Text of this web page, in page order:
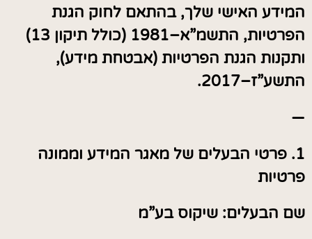
המידע האישי שלך, בהתאם לחוק הגנת
הפרטיות, התשמ”א–1981 (כולל תיקון 13)
ותקנות הגנת הפרטיות (אבטחת מידע),
התשע”ז–2017.
—
1. פרטי הבעלים של מאגר המידע וממונה
פרטיות
שם הבעלים: שיקוס בע”מ